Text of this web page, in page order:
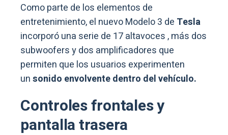
Como parte de los elementos de
entretenimiento, el nuevo Modelo 3 de Tesla
incorporó una serie de 17 altavoces , más dos
subwoofers y dos amplificadores que
permiten que los usuarios experimenten
unsonido envolvente dentro del vehículo.
Controles frontales y
pantalla trasera